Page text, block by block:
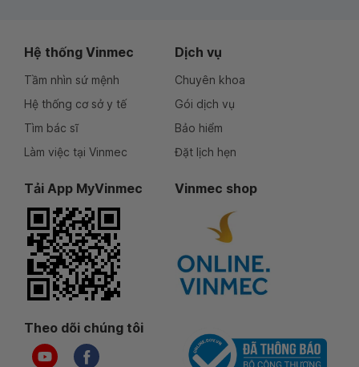
Hệ thống Vinmec
Tầm nhìn sứ mệnh
Hệ thống cơ sở y tế
Tìm bác sĩ
Làm việc tại Vinmec
Dịch vụ
Chuyên khoa
Gói dịch vụ
Bảo hiểm
Đặt lịch hẹn
Tải App MyVinmec Vinmec shop
Theo dõi chúng tôi